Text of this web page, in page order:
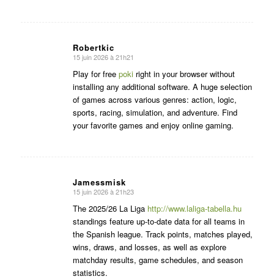
Robertkic
dit
15 juin 2026 à 21h21
Play for free pokiright in your browser without
installing any additional software. A huge selection
of games across various genres: action, logic,
sports, racing, simulation, and adventure. Find
your favorite games and enjoy online gaming.
Jamessmisk
dit
15 juin 2026 à 21h23
The 2025/26 La Liga http://www.laliga-tabella.hu
standings feature up-to-date data for all teams in
the Spanish league. Track points, matches played,
wins, draws, and losses, as well as explore
matchday results, game schedules, and season
statistics.